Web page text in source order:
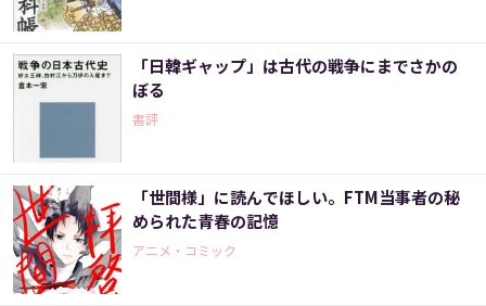
「日韓ギャップ」は古代の戦争にまでさかの
ぼる
書評
「世間様」に読んでほしい。FTM当事者の秘
められた青春の記憶
アニメ・コミック